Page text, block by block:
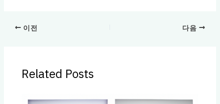
이전 다음
Related Posts